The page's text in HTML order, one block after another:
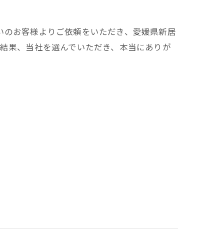
お客様よりご依頼をいただき、愛媛県新居
果、当社を選んでいただき、本当にありが